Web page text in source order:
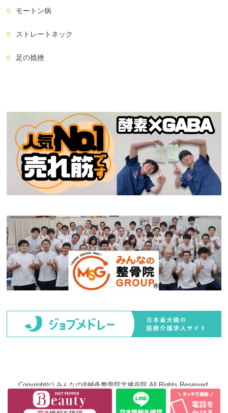
モートン病
ストレートネック
足の捻挫
Copyright(c) みんなの®鍼灸整骨院北越谷院 All Rights Reserved.